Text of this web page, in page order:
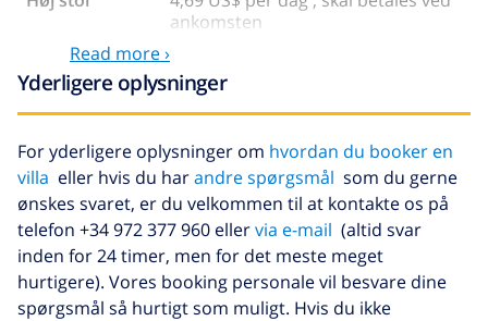
ankomsten
Internet
Kæledyr
58,64 US$ , skal betales ved
ankomsten
Sen ankomst
58,64 US$ , skal betales ved
ankomsten
Ekstra seng
14,07 US$ per dag , skal betales ved
ankomsten
Bed sheets
and towels
inkluderet per person
Read more ›
Yderligere oplysninger
For yderligere oplysninger om hvordan du booker en
villa eller hvis du harandre spørgsmål som du gerne
ønskes svaret, er du velkommen til at kontakte os på
telefon +34 972 377 960 ellervia e-mail (altid svar
inden for 24 timer, men for det meste meget
hurtigere). Vores booking personale vil besvare dine
spørgsmål så hurtigt som muligt. Hvis du ikke